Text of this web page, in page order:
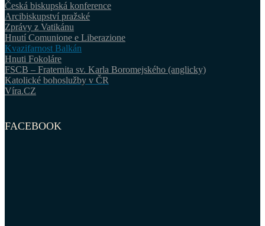
Česká biskupská konference
Arcibiskupství pražské
Zprávy z Vatikánu
Hnutí Comunione e Liberazione
Kvazifarnost Balkán
Hnuti Fokoláre
FSCB – Fraternita sv. Karla Boromejského (anglicky)
Katolické bohoslužby v ČR
Víra.CZ
FACEBOOK